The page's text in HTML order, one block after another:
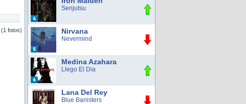
(1 fotos)
Senjutsu
Nirvana
Nevermind
Medina Azahara
Llego El Dia
Lana Del Rey
Blue Banisters